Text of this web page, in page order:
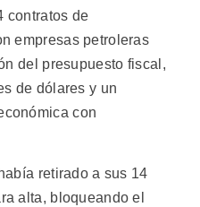
contratos de
empresas petroleras
del presupuesto fiscal,
de dólares y un
con
retirado a sus 14
alta, bloqueando el